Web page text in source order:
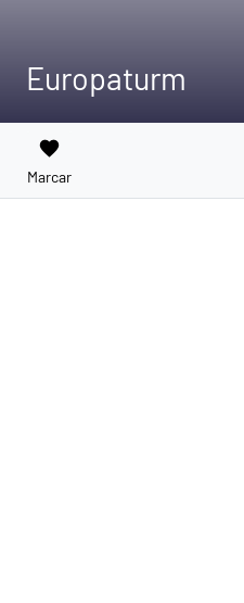
Europaturm
favorite
Marcar